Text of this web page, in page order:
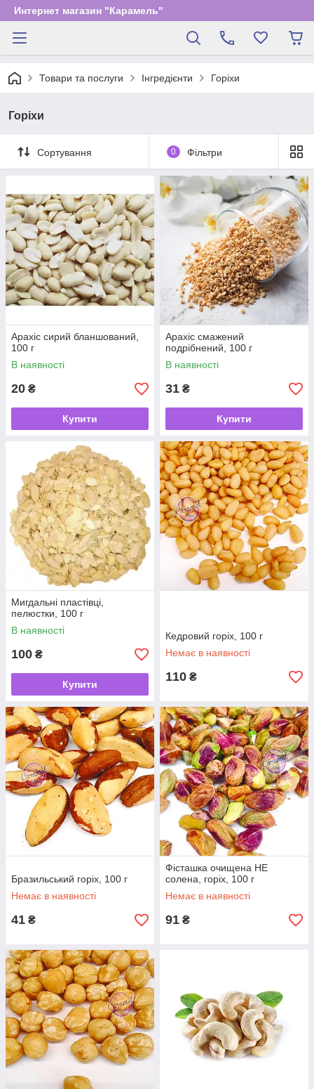
Интернет магазин "Карамель"
Товари та послуги Інгредієнти Горіхи
Горіхи
Сортування 0 Фільтри
Арахіс сирий бланшований,
100 г
В наявності
20 ₴
Купити
Арахіс смажений
подрібнений, 100 г
В наявності
31 ₴
Купити
Мигдальні пластівці,
пелюстки, 100 г
В наявності
100 ₴
Купити
Кедровий горіх, 100 г
Немає в наявності
110 ₴
Бразильський горіх, 100 г
Немає в наявності
41 ₴
Фісташка очищена НЕ
солена, горіх, 100 г
Немає в наявності
91 ₴